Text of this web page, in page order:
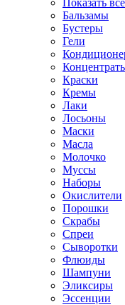
Показать
Бальзамы
Бустеры
Гели
Краски
Кремы
Лаки
Лосьоны
Маски
Масла
Молочко
Муссы
Наборы
Окислители
Порошки
Скрабы
Спреи
Сыворотки
Флюиды
Шампуни
Эликсиры
Эссенции